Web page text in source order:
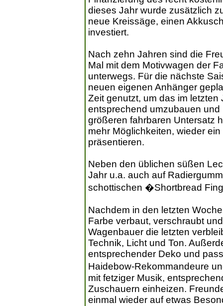
dieses Jahr wurde zusätzlich
neue Kreissäge, einen
investiert.
Nach zehn Jahren sind die
Mal mit dem Motivwagen der
unterwegs. Für die nächste
neuen eigenen Anhänger
Zeit genutzt, um das im
entsprechend umzubauen
größeren fahrbaren Untersatz
mehr Möglichkeiten, wieder
präsentieren.
Neben den üblichen süßen
Jahr u.a. auch auf
schottischen �Shortbread
Nachdem in den letzten
Farbe verbaut, verschraubt
Wagenbauer die letzten
Technik, Licht und Ton.
entsprechender Deko und
Haidebow-Rekommandeure
mit fetziger Musik,
Zuschauern einheizen.
einmal wieder auf etwas